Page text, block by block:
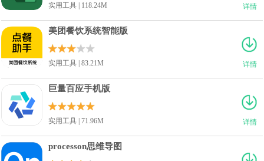
详情
实用工具 | 118.24M
详情
美团餐饮系统智能版
实用工具 | 83.21M
详情
巨量百应手机版
实用工具 | 71.96M
processon思维导图